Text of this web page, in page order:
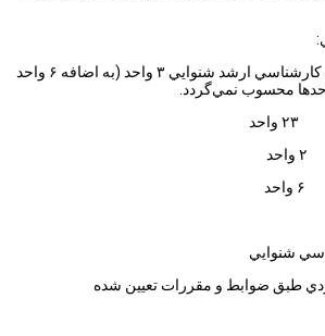
تعداد كل واحدهاي درسي كارشناسي ارشد شنوايي ۳ واحد (به اضافه ۶ واحد
محسوب نمي‌گردد.